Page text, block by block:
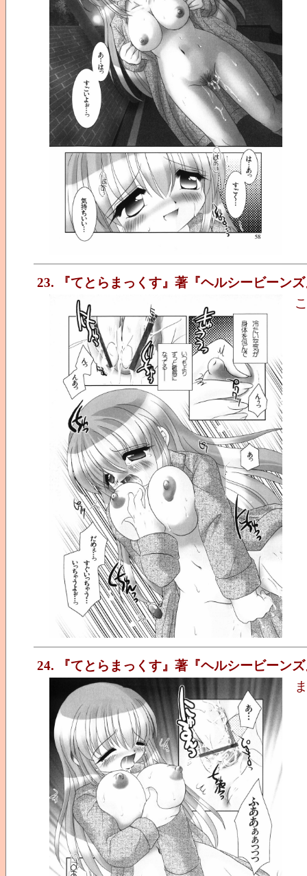
23. 『てとらまっくす』著『ヘルシービーン
24. 『てとらまっくす』著『ヘルシービーン